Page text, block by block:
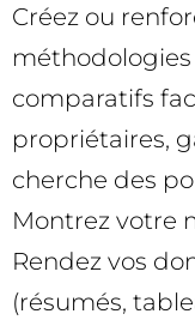
Créez ou
comparatifs
propriétaires,
cherche des
Montrez votre
Rendez vos
(résumés,